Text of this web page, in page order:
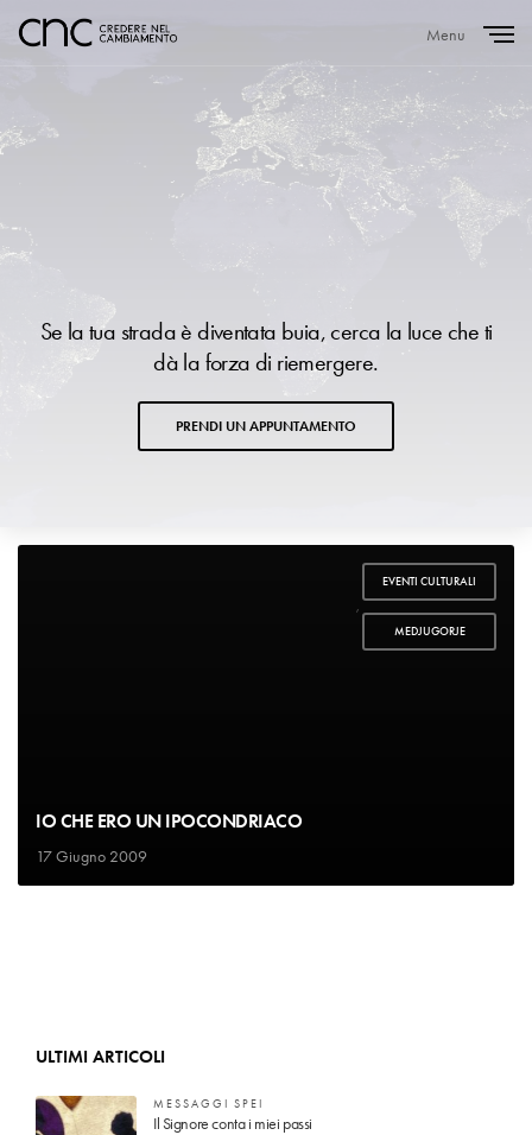
Menu
Se la tua strada è diventata buia, cerca la luce che ti
dà la forza di riemergere.
PRENDI UN APPUNTAMENTO
EVENTI CULTURALI
,
MEDJUGORJE
IO CHE ERO UN IPOCONDRIACO
17 Giugno 2009
ULTIMI ARTICOLI
MESSAGGI SPEI
Il Signore conta i miei passi